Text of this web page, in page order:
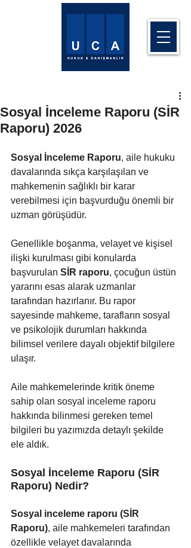
Sosyal İnceleme Raporu (SİR
Raporu) 2026
Sosyal İnceleme Raporu, aile hukuku
davalarında sıkça karşılaşılan ve
mahkemenin sağlıklı bir karar
verebilmesi için başvurduğu önemli bir
uzman görüşüdür.
Genellikle boşanma, velayet ve kişisel
ilişki kurulması gibi konularda
başvurulan SİR raporu, çocuğun üstün
yararını esas alarak uzmanlar
tarafından hazırlanır. Bu rapor
sayesinde mahkeme, tarafların sosyal
ve psikolojik durumları hakkında
bilimsel verilere dayalı objektif bilgilere
ulaşır.
Aile mahkemelerinde kritik öneme
sahip olan sosyal inceleme raporu
hakkında bilinmesi gereken temel
bilgileri bu yazımızda detaylı şekilde
ele aldık.
Sosyal İnceleme Raporu (SİR
Raporu) Nedir?
Sosyal inceleme raporu (SİR
Raporu), aile mahkemeleri tarafından
özellikle velayet davalarında